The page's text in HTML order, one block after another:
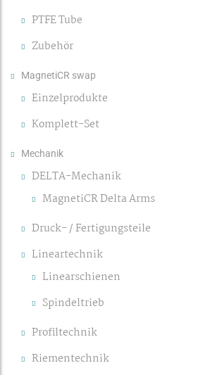
PTFE Tube
Zubehör
MagnetiCR swap
Einzelprodukte
Komplett-Set
Mechanik
DELTA-Mechanik
MagnetiCR Delta Arms
Druck- / Fertigungsteile
Lineartechnik
Linearschienen
Spindeltrieb
Profiltechnik
Riementechnik